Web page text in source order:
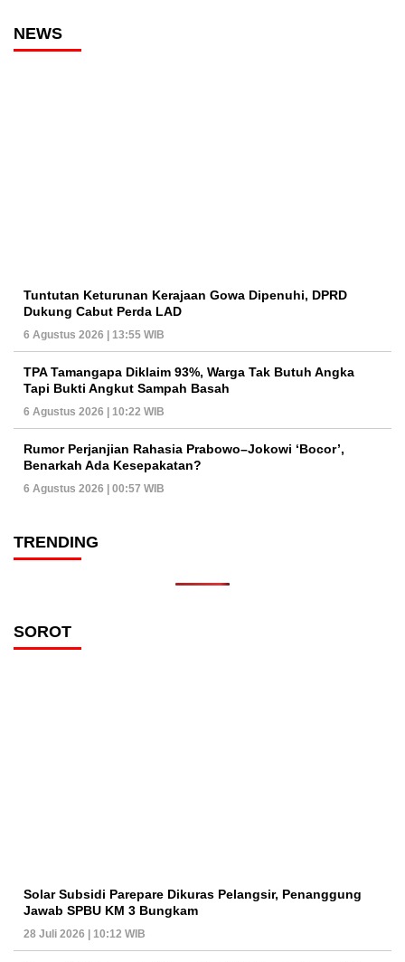
NEWS
Tuntutan Keturunan Kerajaan Gowa Dipenuhi, DPRD
Dukung Cabut Perda LAD
6 Agustus 2026 | 13:55 WIB
TPA Tamangapa Diklaim 93%, Warga Tak Butuh Angka
Tapi Bukti Angkut Sampah Basah
6 Agustus 2026 | 10:22 WIB
Rumor Perjanjian Rahasia Prabowo–Jokowi ‘Bocor’,
Benarkah Ada Kesepakatan?
6 Agustus 2026 | 00:57 WIB
TRENDING
SOROT
Solar Subsidi Parepare Dikuras Pelangsir, Penanggung
Jawab SPBU KM 3 Bungkam
28 Juli 2026 | 10:12 WIB